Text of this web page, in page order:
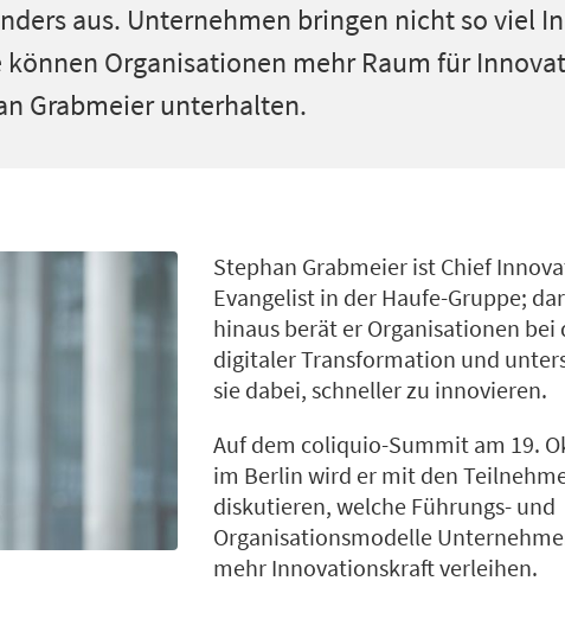
aus. Unternehmen bringen nicht so viel
Organisationen mehr Raum für
Grabmeier unterhalten.
Stephan Grabmeier ist Chief
Evangelist in der Haufe-Gruppe;
hinaus berät er Organisationen bei
digitaler Transformation und
sie dabei, schneller zu innovieren.
Auf dem coliquio-Summit am 19.
im Berlin wird er mit den
diskutieren, welche Führungs- und
Organisationsmodelle
mehr Innovationskraft verleihen.